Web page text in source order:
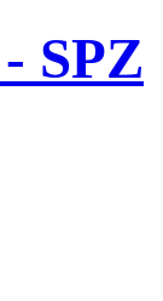
SPZ